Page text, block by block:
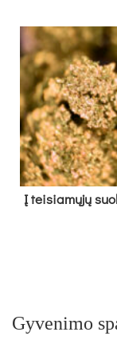
Į tei­sia­mų­jų
Gyvenimo